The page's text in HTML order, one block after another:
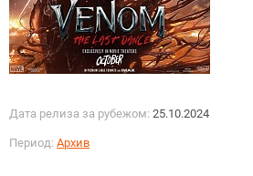
Дата релиза за рубежом: 25.10.2024
Период: Архив